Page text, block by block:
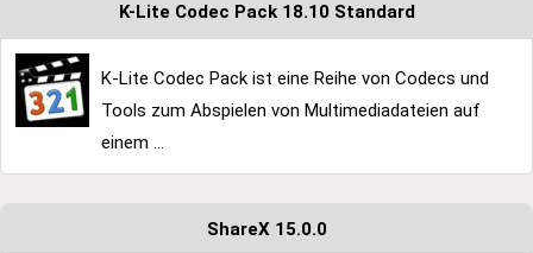
K-Lite Codec Pack 18.10 Standard
K-Lite Codec Pack ist eine Reihe von Codecs und
Tools zum Abspielen von Multimediadateien auf
einem ...
ShareX 15.0.0